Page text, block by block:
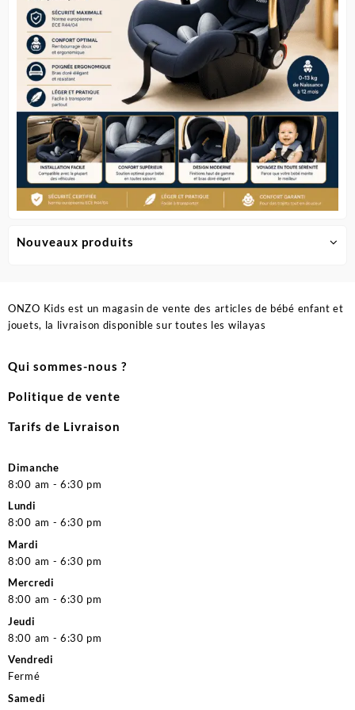
Nouveaux produits
sur
la
page
du
produit
page
du
produit
ONZO Kids est un magasin de vente des articles de bébé enfant et
jouets, la livraison disponible sur toutes les wilayas
Qui sommes-nous ?
Politique de vente
Tarifs de Livraison
Dimanche
8:00 am - 6:30 pm
Lundi
8:00 am - 6:30 pm
Mardi
8:00 am - 6:30 pm
Mercredi
8:00 am - 6:30 pm
Jeudi
8:00 am - 6:30 pm
Vendredi
Fermé
Samedi